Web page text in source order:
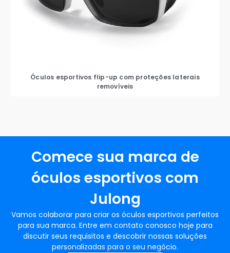
Óculos esportivos flip-up com proteções laterais
removíveis
Comece sua marca de
óculos esportivos com
Julong
Vamos colaborar para criar os óculos esportivos perfeitos
para sua marca. Entre em contato conosco hoje para
discutir seus requisitos e descobrir nossas soluções
personalizadas para o seu negócio.